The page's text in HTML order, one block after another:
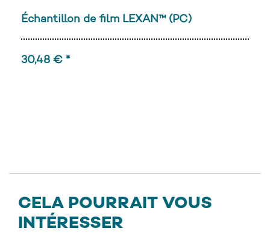
Échantillon de film LEXAN™ (PC)
30,48 € *
CELA POURRAIT VOUS
INTÉRESSER